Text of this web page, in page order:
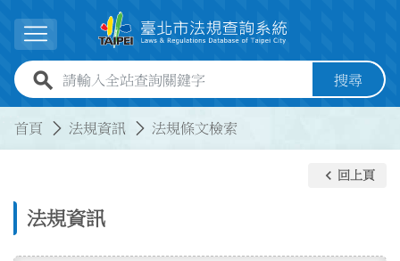
展開選單
全站查詢關鍵字欄位 搜尋
首頁 法規資訊 法規條文檢索
法規資訊
keyboard_arrow_left 回上頁